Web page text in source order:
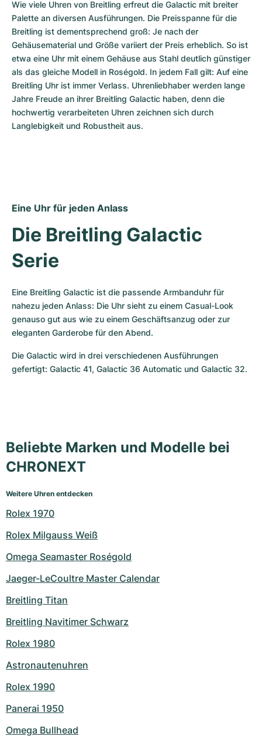
Wie viele Uhren von Breitling erfreut die Galactic mit breiter
Palette an diversen Ausführungen. Die Preisspanne für die
Breitling ist dementsprechend groß: Je nach der
Gehäusematerial und Größe variiert der Preis erheblich. So ist
etwa eine Uhr mit einem Gehäuse aus Stahl deutlich günstiger
als das gleiche Modell in Roségold. In jedem Fall gilt: Auf eine
Breitling Uhr ist immer Verlass. Uhrenliebhaber werden lange
Jahre Freude an ihrer Breitling Galactic haben, denn die
hochwertig verarbeiteten Uhren zeichnen sich durch
Langlebigkeit und Robustheit aus.
Eine Uhr für jeden Anlass
Die Breitling Galactic
Serie
Eine Breitling Galactic ist die passende Armbanduhr für
nahezu jeden Anlass: Die Uhr sieht zu einem Casual-Look
genauso gut aus wie zu einem Geschäftsanzug oder zur
eleganten Garderobe für den Abend.
Die Galactic wird in drei verschiedenen Ausführungen
gefertigt: Galactic 41, Galactic 36 Automatic und Galactic 32.
Beliebte Marken und Modelle bei
CHRONEXT
Weitere Uhren entdecken
Rolex 1970
Rolex Milgauss Weiß
Omega Seamaster Roségold
Jaeger-LeCoultre Master Calendar
Breitling Titan
Breitling Navitimer Schwarz
Rolex 1980
Astronautenuhren
Rolex 1990
Panerai 1950
Omega Bullhead